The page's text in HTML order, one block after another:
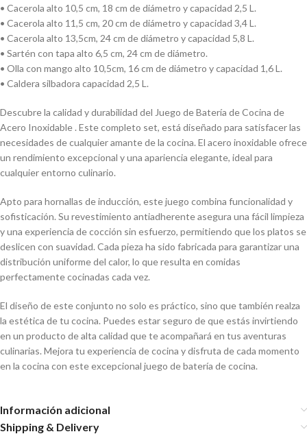
• Cacerola alto 10,5 cm, 18 cm de diámetro y capacidad 2,5 L.
• Cacerola alto 11,5 cm, 20 cm de diámetro y capacidad 3,4 L.
• Cacerola alto 13,5cm, 24 cm de diámetro y capacidad 5,8 L.
• Sartén con tapa alto 6,5 cm, 24 cm de diámetro.
• Olla con mango alto 10,5cm, 16 cm de diámetro y capacidad 1,6 L.
• Caldera silbadora capacidad 2,5 L.
Descubre la calidad y durabilidad del Juego de Batería de Cocina de
Acero Inoxidable . Este completo set, está diseñado para satisfacer las
necesidades de cualquier amante de la cocina. El acero inoxidable ofrece
un rendimiento excepcional y una apariencia elegante, ideal para
cualquier entorno culinario.
Apto para hornallas de inducción, este juego combina funcionalidad y
sofisticación. Su revestimiento antiadherente asegura una fácil limpieza
y una experiencia de cocción sin esfuerzo, permitiendo que los platos se
deslicen con suavidad. Cada pieza ha sido fabricada para garantizar una
distribución uniforme del calor, lo que resulta en comidas
perfectamente cocinadas cada vez.
El diseño de este conjunto no solo es práctico, sino que también realza
la estética de tu cocina. Puedes estar seguro de que estás invirtiendo
en un producto de alta calidad que te acompañará en tus aventuras
culinarias. Mejora tu experiencia de cocina y disfruta de cada momento
en la cocina con este excepcional juego de batería de cocina.
Información adicional
Shipping & Delivery